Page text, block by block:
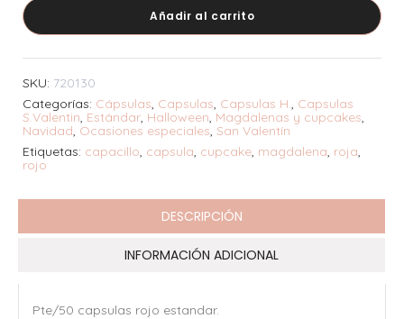
Añadir al carrito
SKU: 720130
Categorías: Cápsulas, Capsulas, Capsulas H., Capsulas
S.Valentin, Estándar, Halloween, Magdalenas y cupcakes,
Navidad, Ocasiones especiales, San Valentí­n
Etiquetas: capacillo, capsula, cupcake, magdalena, roja,
rojo
DESCRIPCIÓN
INFORMACIÓN ADICIONAL
Pte/50 capsulas rojo estandar.